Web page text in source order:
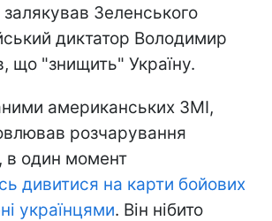
залякував Зеленського
диктатор Володимир
що "знищить" Україну.
американських ЗМІ,
розчарування
в один момент
дивитися на карти бойових
українцями. Він нібито